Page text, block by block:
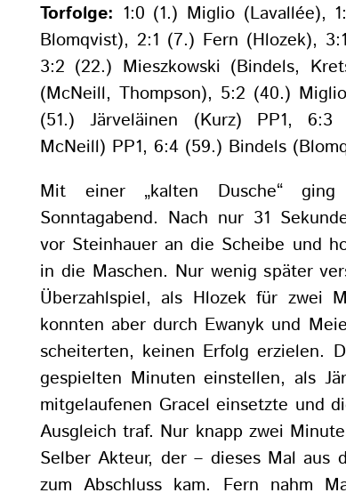
Torfolge: 1:0 (1.) Miglio (Lavallée),
Blomqvist), 2:1 (7.) Fern (Hlozek),
3:2 (22.) Mieszkowski (Bindels,
(McNeill, Thompson), 5:2 (40.)
(51.) Järveläinen (Kurz) PP1, 6:3
McNeill) PP1, 6:4 (59.) Bindels
Mit einer „kalten Dusche“
Sonntagabend. Nach nur 31
vor Steinhauer an die Scheibe und
in die Maschen. Nur wenig später
Überzahlspiel, als Hlozek für zwei
konnten aber durch Ewanyk und
scheiterten, keinen Erfolg erzielen.
gespielten Minuten einstellen, als
mitgelaufenen Gracel einsetzte und
Ausgleich traf. Nur knapp zwei
Selber Akteur, der – dieses Mal aus
zum Abschluss kam. Fern nahm